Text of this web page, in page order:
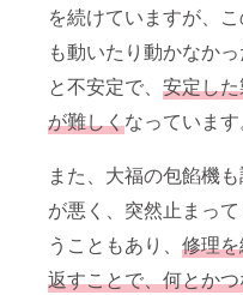
を続けていますが、
も動いたり動かなかっ
と不安定で、 安定し
が難しくなっています
また、大福の包餡機
が悪く、突然止まって
うこともあり、 修理
返すことで、何とか